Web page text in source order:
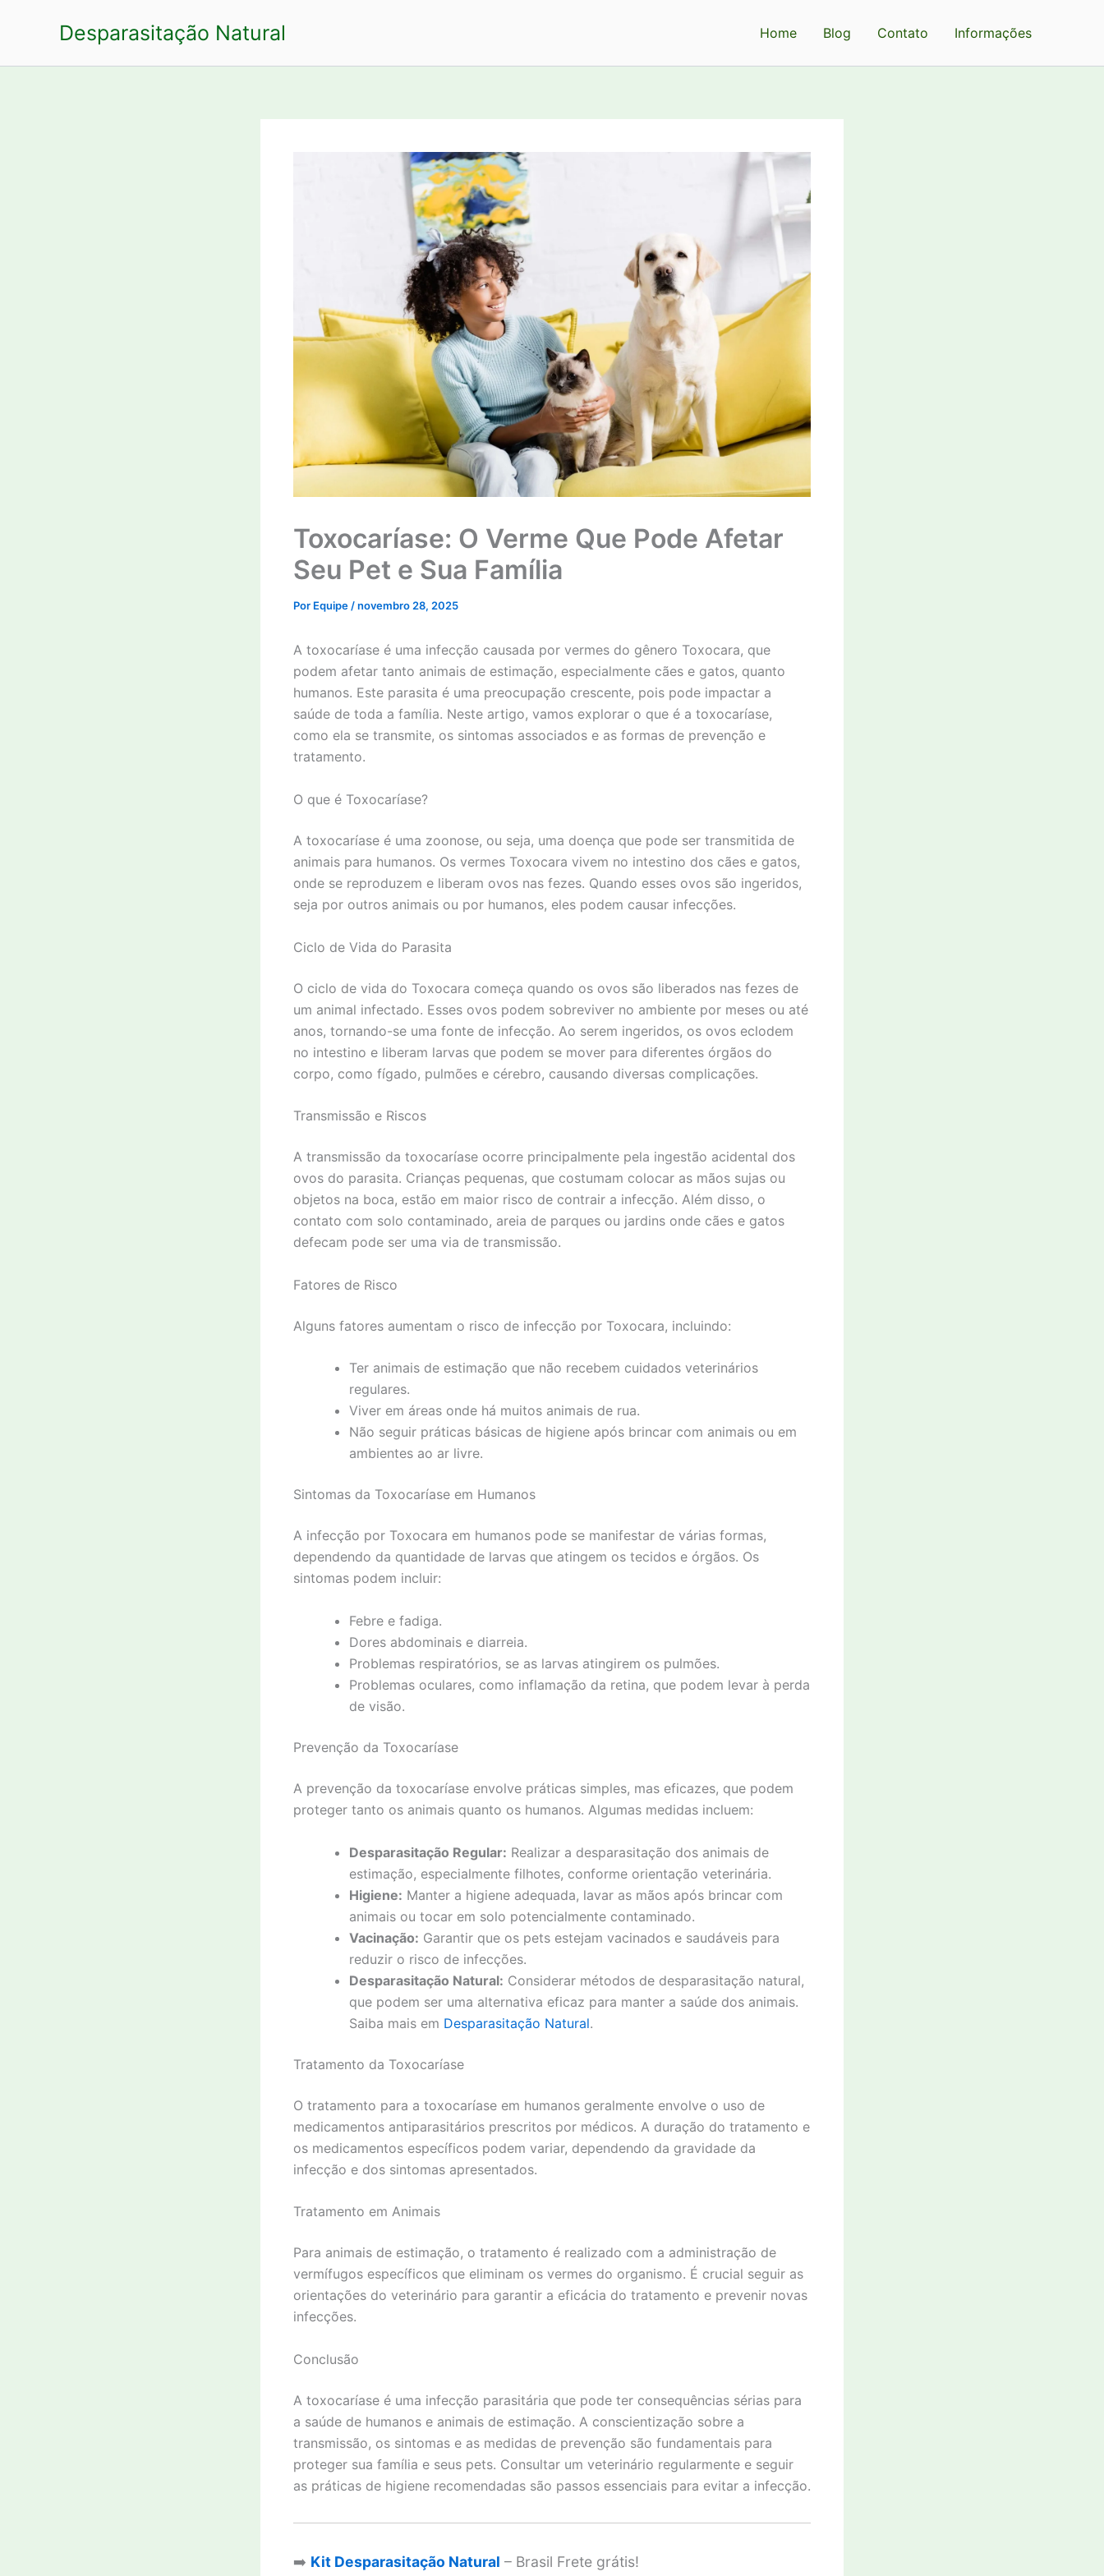
Desparasitação Natural Home Blog Contato Informações
Toxocaríase: O Verme Que Pode Afetar
Seu Pet e Sua Família
Por Equipe/novembro 28, 2025
A toxocaríase é uma infecção causada por vermes do gênero Toxocara, que
podem afetar tanto animais de estimação, especialmente cães e gatos, quanto
humanos. Este parasita é uma preocupação crescente, pois pode impactar a
saúde de toda a família. Neste artigo, vamos explorar o que é a toxocaríase,
como ela se transmite, os sintomas associados e as formas de prevenção e
tratamento.
O que é Toxocaríase?
A toxocaríase é uma zoonose, ou seja, uma doença que pode ser transmitida de
animais para humanos. Os vermes Toxocara vivem no intestino dos cães e gatos,
onde se reproduzem e liberam ovos nas fezes. Quando esses ovos são ingeridos,
seja por outros animais ou por humanos, eles podem causar infecções.
Ciclo de Vida do Parasita
O ciclo de vida do Toxocara começa quando os ovos são liberados nas fezes de
um animal infectado. Esses ovos podem sobreviver no ambiente por meses ou até
anos, tornando-se uma fonte de infecção. Ao serem ingeridos, os ovos eclodem
no intestino e liberam larvas que podem se mover para diferentes órgãos do
corpo, como fígado, pulmões e cérebro, causando diversas complicações.
Transmissão e Riscos
A transmissão da toxocaríase ocorre principalmente pela ingestão acidental dos
ovos do parasita. Crianças pequenas, que costumam colocar as mãos sujas ou
objetos na boca, estão em maior risco de contrair a infecção. Além disso, o
contato com solo contaminado, areia de parques ou jardins onde cães e gatos
defecam pode ser uma via de transmissão.
Fatores de Risco
Alguns fatores aumentam o risco de infecção por Toxocara, incluindo:
Ter animais de estimação que não recebem cuidados veterinários
regulares.
Viver em áreas onde há muitos animais de rua.
Não seguir práticas básicas de higiene após brincar com animais ou em
ambientes ao ar livre.
Sintomas da Toxocaríase em Humanos
A infecção por Toxocara em humanos pode se manifestar de várias formas,
dependendo da quantidade de larvas que atingem os tecidos e órgãos. Os
sintomas podem incluir:
Febre e fadiga.
Dores abdominais e diarreia.
Problemas respiratórios, se as larvas atingirem os pulmões.
Problemas oculares, como inflamação da retina, que podem levar à perda
de visão.
Prevenção da Toxocaríase
A prevenção da toxocaríase envolve práticas simples, mas eficazes, que podem
proteger tanto os animais quanto os humanos. Algumas medidas incluem:
Desparasitação Regular: Realizar a desparasitação dos animais de
estimação, especialmente filhotes, conforme orientação veterinária.
Higiene: Manter a higiene adequada, lavar as mãos após brincar com
animais ou tocar em solo potencialmente contaminado.
Vacinação: Garantir que os pets estejam vacinados e saudáveis para
reduzir o risco de infecções.
Desparasitação Natural: Considerar métodos de desparasitação natural,
que podem ser uma alternativa eficaz para manter a saúde dos animais.
Saiba mais em Desparasitação Natural.
Tratamento da Toxocaríase
O tratamento para a toxocaríase em humanos geralmente envolve o uso de
medicamentos antiparasitários prescritos por médicos. A duração do tratamento e
os medicamentos específicos podem variar, dependendo da gravidade da
infecção e dos sintomas apresentados.
Tratamento em Animais
Para animais de estimação, o tratamento é realizado com a administração de
vermífugos específicos que eliminam os vermes do organismo. É crucial seguir as
orientações do veterinário para garantir a eficácia do tratamento e prevenir novas
infecções.
Conclusão
A toxocaríase é uma infecção parasitária que pode ter consequências sérias para
a saúde de humanos e animais de estimação. A conscientização sobre a
transmissão, os sintomas e as medidas de prevenção são fundamentais para
proteger sua família e seus pets. Consultar um veterinário regularmente e seguir
as práticas de higiene recomendadas são passos essenciais para evitar a infecção.
➡️ Kit Desparasitação Natural – Brasil Frete grátis!